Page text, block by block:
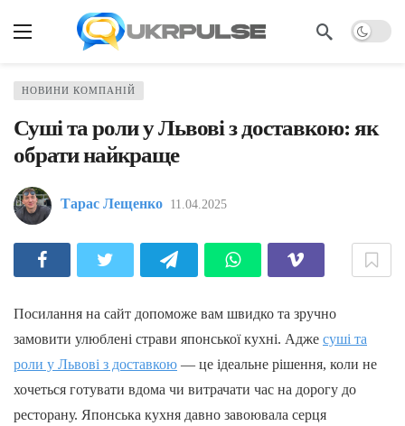
НОВИНИ КОМПАНІЙ
Суші та роли у Львові з доставкою: як
обрати найкраще
Тарас Лещенко 11.04.2025
Посилання на сайт допоможе вам швидко та зручно
замовити улюблені страви японської кухні. Адже суші та
роли у Львові з доставкою — це ідеальне рішення, коли не
хочеться готувати вдома чи витрачати час на дорогу до
ресторану. Японська кухня давно завоювала серця